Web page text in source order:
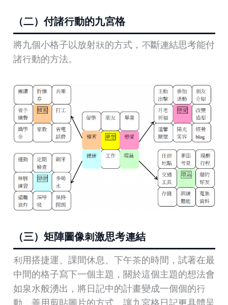
（二）付諸行動的九宮格
將九個小格子以放射狀的方式，不斷連結思考能付
諸行動的方法。
（三）矩陣圖像刺激思考連結
利用搭捷運、課間休息、下午茶的時間，試著在最
中間的格子寫下一個主題，關於這個主題的想法會
如泉水般湧出，將日記中的計畫變成一個個的行